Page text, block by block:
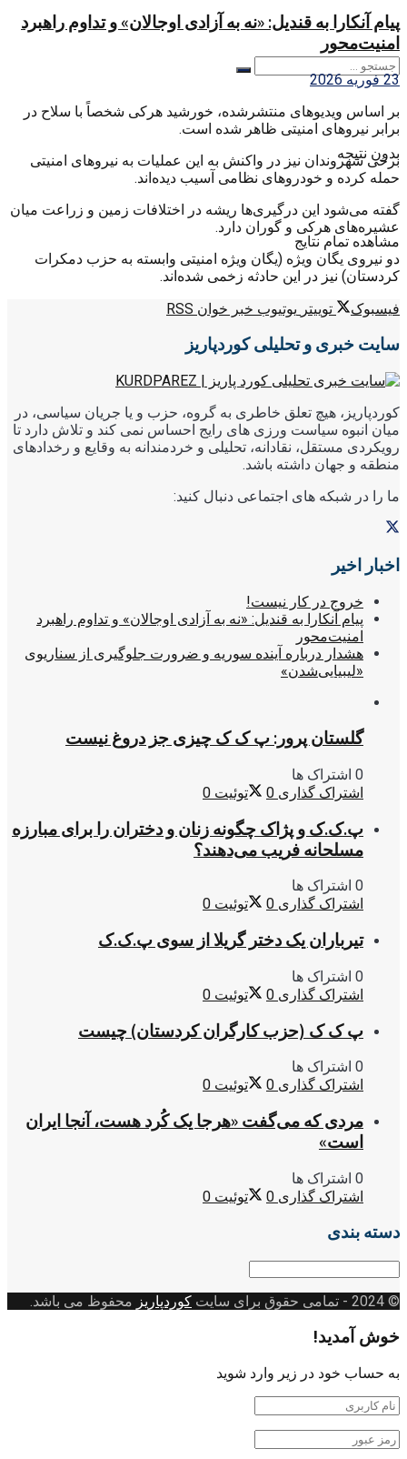
بدون نتیجه
مشاهده تمام نتایج
پیام آنکارا به قندیل: «نه به آزادی اوجالان» و تداوم راهبرد
امنیت‌محور
23 فوریه 2026
بر اساس ویدیوهای منتشرشده، خورشید هرکی شخصاً با سلاح در
برابر نیروهای امنیتی ظاهر شده است.
برخی شهروندان نیز در واکنش به این عملیات به نیروهای امنیتی
حمله کرده و خودروهای نظامی آسیب دیده‌اند.
گفته می‌شود این درگیری‌ها ریشه در اختلافات زمین و زراعت میان
عشیره‌های هرکی و گوران دارد.
دو نیروی یگان ویژه (یگان ویژه امنیتی وابسته به حزب دمکرات
کردستان) نیز در این حادثه زخمی شده‌اند.
فیسبوک
توییتر یوتیوب خبر خوان RSS
سایت خبری و تحلیلی کوردپاریز
کوردپاریز، هیچ تعلق خاطری به گروه، حزب و یا جریان سیاسی، در
میان انبوه سیاست ورزی های رایج احساس نمی کند و تلاش دارد تا
رویکردی مستقل، نقادانه، تحلیلی و خردمندانه به وقایع و رخدادهای
منطقه و جهان داشته باشد.
ما را در شبکه های اجتماعی دنبال کنید:
اخبار اخیر
خروج در کار نیست!
پیام آنکارا به قندیل: «نه به آزادی اوجالان» و تداوم راهبرد
امنیت‌محور
هشدار درباره آینده سوریه و ضرورت جلوگیری از سناریوی
«لیبیایی‌شدن»
گلستان پرور: پ ک ک چیزی جز دروغ نیست
0 اشتراک ها
اشتراک گذاری 0 توئیت 0
پ.ک.ک و پژاک چگونه زنان و دختران را برای مبارزه
مسلحانه فریب می‌دهند؟
0 اشتراک ها
اشتراک گذاری 0 توئیت 0
تیرباران یک دختر گریلا از سوی پ.ک.ک
0 اشتراک ها
اشتراک گذاری 0 توئیت 0
پ ک ک (حزب کارگران کردستان) چیست
0 اشتراک ها
اشتراک گذاری 0 توئیت 0
مردی که می‌گفت «هرجا یک کُرد هست، آنجا ایران
است»
0 اشتراک ها
اشتراک گذاری 0 توئیت 0
دسته بندی
© 2024
- تمامی حقوق برای سایت کوردپاریز محفوظ می باشد.
خوش آمدید!
به حساب خود در زیر وارد شوید